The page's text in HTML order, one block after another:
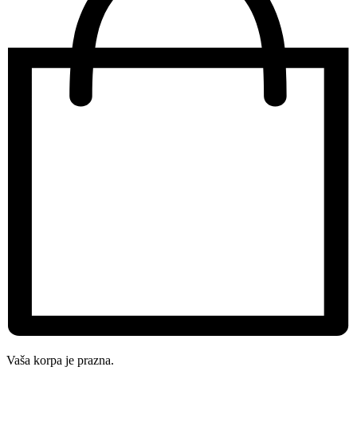
Vaša korpa je prazna.